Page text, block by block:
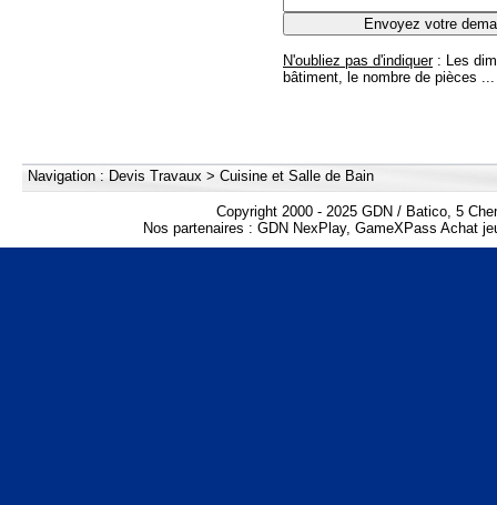
N'oubliez pas d'indiquer: Les
bâtiment, le nombre de pièces ...
Navigation : Devis Travaux > Cuisine et Salle de Bain
Copyright 2000 - 2025 GDN / Batico, 5
Nos partenaires : GDN NexPlay, GameXPass Achat